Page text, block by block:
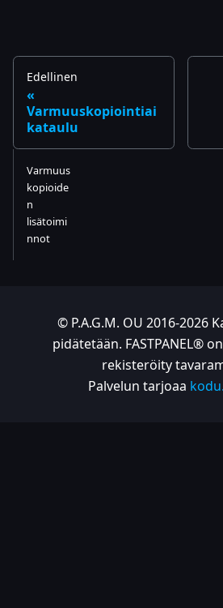
Edellinen
Varmuuskopiointiai
kataulu
Varmuus
kopioide
n
lisätoimi
nnot
© P.A.G.M. OU 2016-2026
pidätetään. FASTPANEL®
rekisteröity
Palvelun tarjoaa